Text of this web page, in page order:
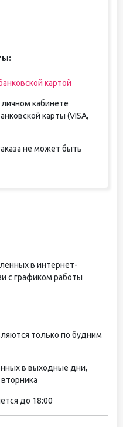
картой
кабинете
карты (VISA,
не может быть
в интернет-
с графиком работы
только по будним
в выходные дни,
до 18:00